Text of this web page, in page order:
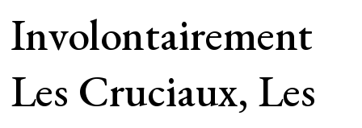
Involontairement
Les Cruciaux, Les